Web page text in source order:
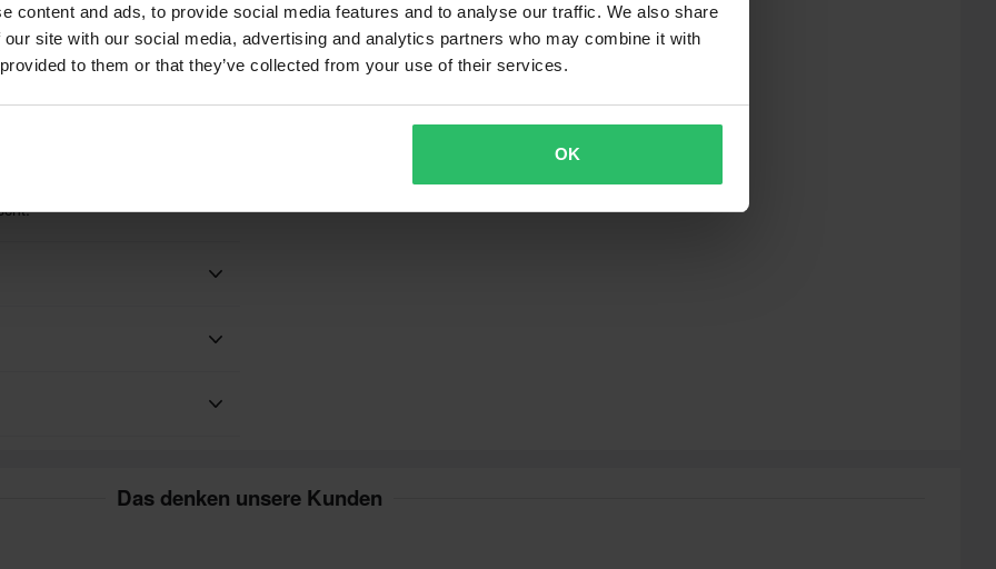
content and ads, to provide social media features and to analyse our traffic. We also share
site with our social media, advertising and analytics partners who may combine it with
to them or that they’ve collected from your use of their services.
OK
im empfindlichen Bereich
gleichzeitig rutschfest –
Sitz
bietet – klebt nicht am Körper,
nicht herunter und der
Das denken unsere Kunden